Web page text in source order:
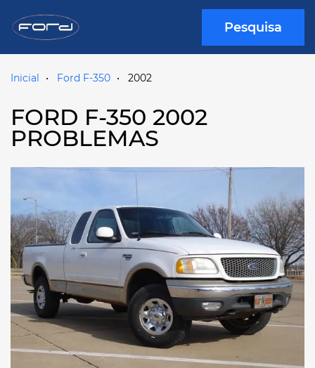
Pesquisa
Inicial Ford F-350 2002
FORD F-350 2002
PROBLEMAS